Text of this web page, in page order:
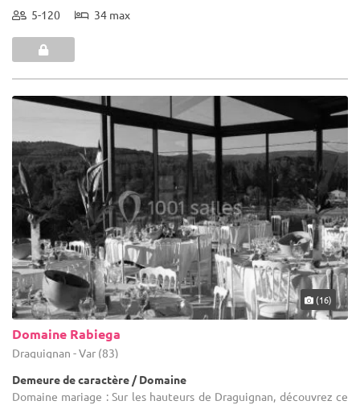
5-120 34 max
(16)
Domaine Rabiega
Draguignan - Var (83)
Demeure de caractère / Domaine
Domaine mariage : Sur les hauteurs de Draguignan, découvrez ce